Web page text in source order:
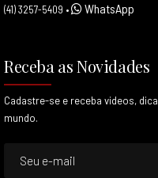
(41) 3257-5409 • WhatsApp
Receba as Novidades
Cadastre-se e receba videos,
mundo.